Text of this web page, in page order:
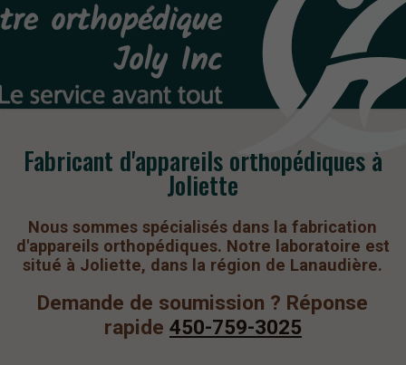
Fabricant d'appareils orthopédiques à
Joliette
Nous sommes spécialisés dans la fabrication
d'appareils orthopédiques. Notre laboratoire est
situé à Joliette, dans la région de Lanaudière.
Demande de soumission ? Réponse
rapide 450-759-3025